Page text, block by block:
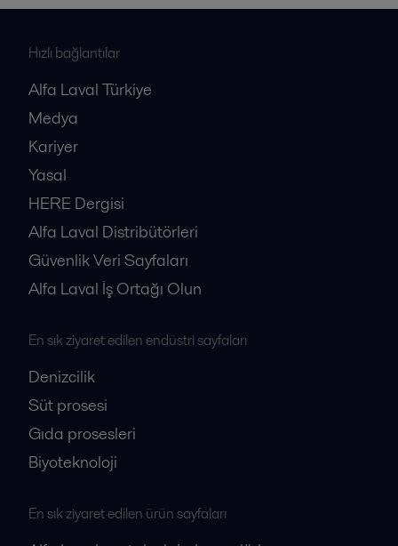
Hızlı bağlantılar
Alfa Laval Türkiye
Medya
Kariyer
Yasal
HERE Dergisi
Alfa Laval Distribütörleri
Güvenlik Veri Sayfaları
Alfa Laval İş Ortağı Olun
En sık ziyaret edilen endüstri sayfaları
Denizcilik
Süt prosesi
Gıda prosesleri
Biyoteknoloji
En sık ziyaret edilen ürün sayfaları